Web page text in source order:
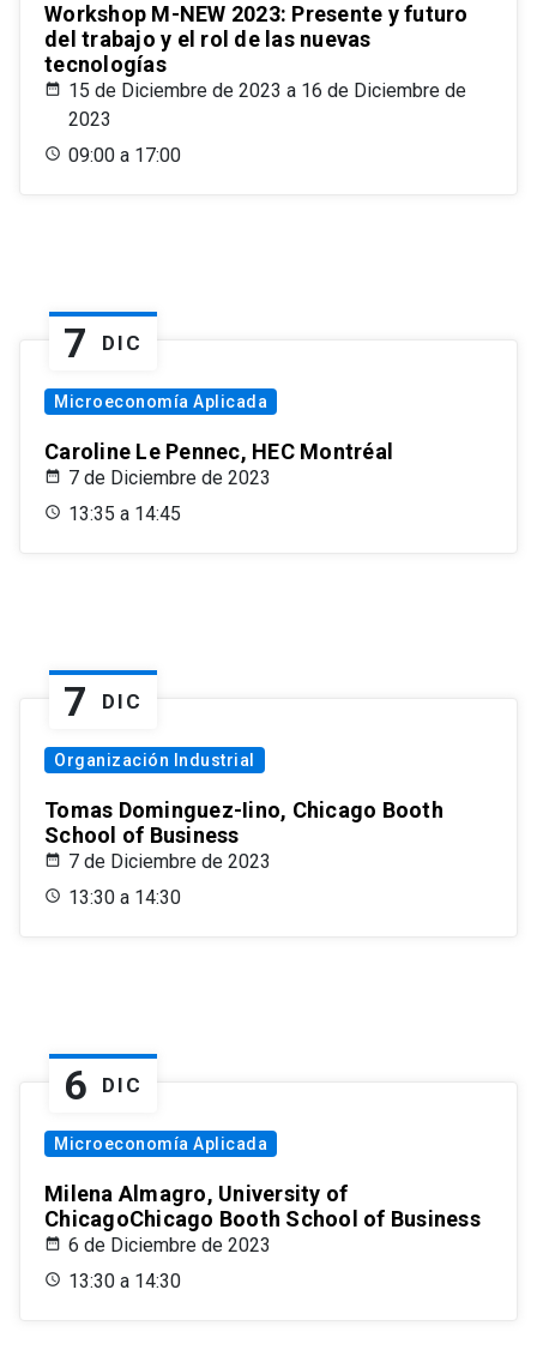
Workshop M-NEW 2023: Presente y futuro
del trabajo y el rol de las nuevas
tecnologías
15 de Diciembre de 2023 a 16 de Diciembre de
2023
09:00 a 17:00
7 DIC
Microeconomía Aplicada
Caroline Le Pennec, HEC Montréal
7 de Diciembre de 2023
13:35 a 14:45
7 DIC
Organización Industrial
Tomas Dominguez-Iino, Chicago Booth
School of Business
7 de Diciembre de 2023
13:30 a 14:30
6 DIC
Microeconomía Aplicada
Milena Almagro, University of
ChicagoChicago Booth School of Business
6 de Diciembre de 2023
13:30 a 14:30